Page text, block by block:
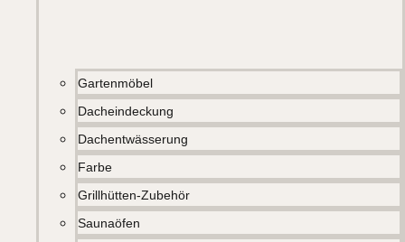
Gartenmöbel
Dacheindeckung
Dachentwässerung
Farbe
Grillhütten-Zubehör
Saunaöfen